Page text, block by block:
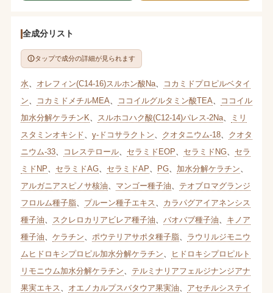
全成分リスト
タップで成分の詳細が見られます
水 オレフィン(C14-16)スルホン酸Na、
コカミドプロピルベタイ
ン
コカミドメチルMEA ココイルグルタミン酸TEA
ココイル
加水分解ケラチンK
スルホコハク酸(C12-14)パレス-2Na、
ミリ
スタミンオキシド
γ-ドコサラクトン クオタニウム-18、 クオタ
ニウム-33、 コレステロール、 セラミドEOP セラミドNG、 セラ
ミドNP
セラミドAG、 セラミドAP PG、 加水分解ケラチン
アルガニアスピノサ核油
マンゴー種子油
テオブロマグランジ
フロルム種子脂、 プルーン種子エキス
カラパグアイアネンシス
種子油
スクレロカリアビレア種子油 バオバブ種子油
キノア
種子油
ケラチン ポウテリアサポタ種子脂、 ラウリルジモニウ
ムヒドロキシプロピル加水分解ケラチン
ヒドロキシプロピルト
リモニウム加水分解ケラチン
テルミナリアフェルジナンジアナ
果実エキス
オエノカルプスバタウア果実油
アセチルシステイ